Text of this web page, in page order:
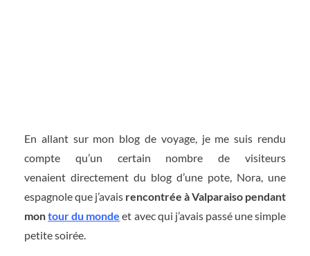
En allant sur mon blog de voyage, je me suis rendu
compte qu’un certain nombre de visiteurs
venaient directement du blog d’une pote, Nora, une
espagnole que j’avais rencontrée à Valparaiso pendant
montour du monde et avec qui j’avais passé une simple
petite soirée.